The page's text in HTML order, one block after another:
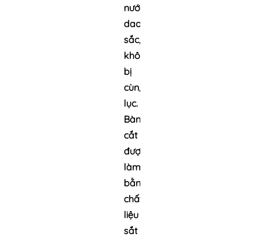
nước
dao
sắc,
không
bị
cùn,
lục.
Bàn
cắt
được
làm
bằng
chất
liệu
sắt